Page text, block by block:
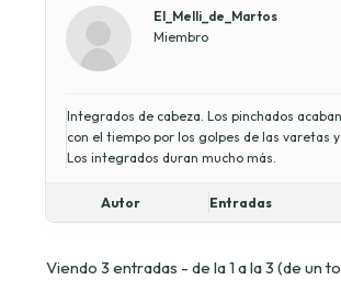
El_Melli_de_Martos
Miembro
Integrados de cabeza. Los pinchados
con el tiempo por los golpes de las varetas y
Los integrados duran mucho más.
Autor Entradas
Viendo 3 entradas - de la 1 a la 3 (de un